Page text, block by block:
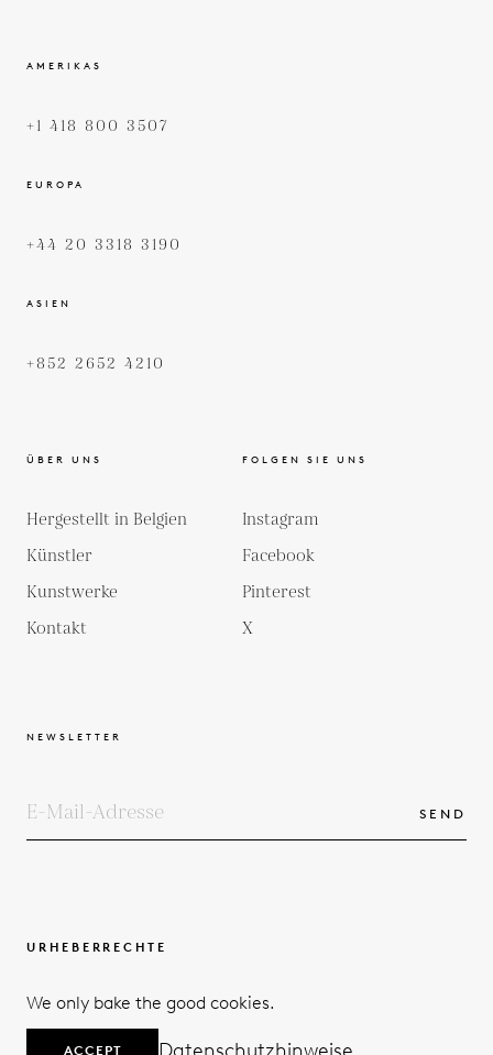
AMERIKAS
+1 418 800 3507
EUROPA
+44 20 3318 3190
ASIEN
+852 2652 4210
ÜBER UNS
Hergestellt in Belgien
Künstler
Kunstwerke
Kontakt
FOLGEN SIE UNS
Instagram
Facebook
Pinterest
X
NEWSLETTER
SEND
URHEBERRECHTE
We only bake the good cookies.
ACCEPT